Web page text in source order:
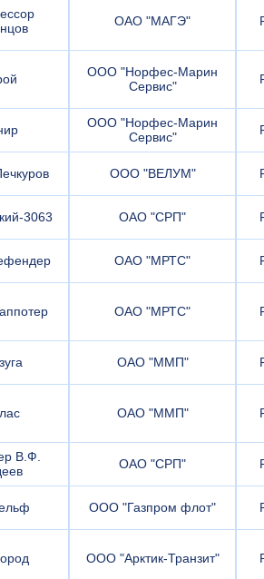
ОАО "МАГЭ"
ООО "Норфес-Марин
Сервис"
ООО "Норфес-Марин
Сервис"
ООО "ВЕЛУМ"
3063 ОАО "СРП"
ОАО "МРТС"
ОАО "МРТС"
ОАО "ММП"
ОАО "ММП"
В.Ф.
ОАО "СРП"
ООО "Газпром флот"
ООО "Арктик-Транзит"